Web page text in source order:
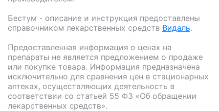
Бестум - описание и инструкция предоставлены
справочником лекарственных средств Видаль.
Предоставленная информация о ценах на
препараты не является предложением о продаже
или покупке товара. Информация предназначена
исключительно для сравнения цен в стационарных
аптеках, осуществляющих деятельность в
соответствии со статьей 55 ФЗ «Об обращении
лекарственных средств».